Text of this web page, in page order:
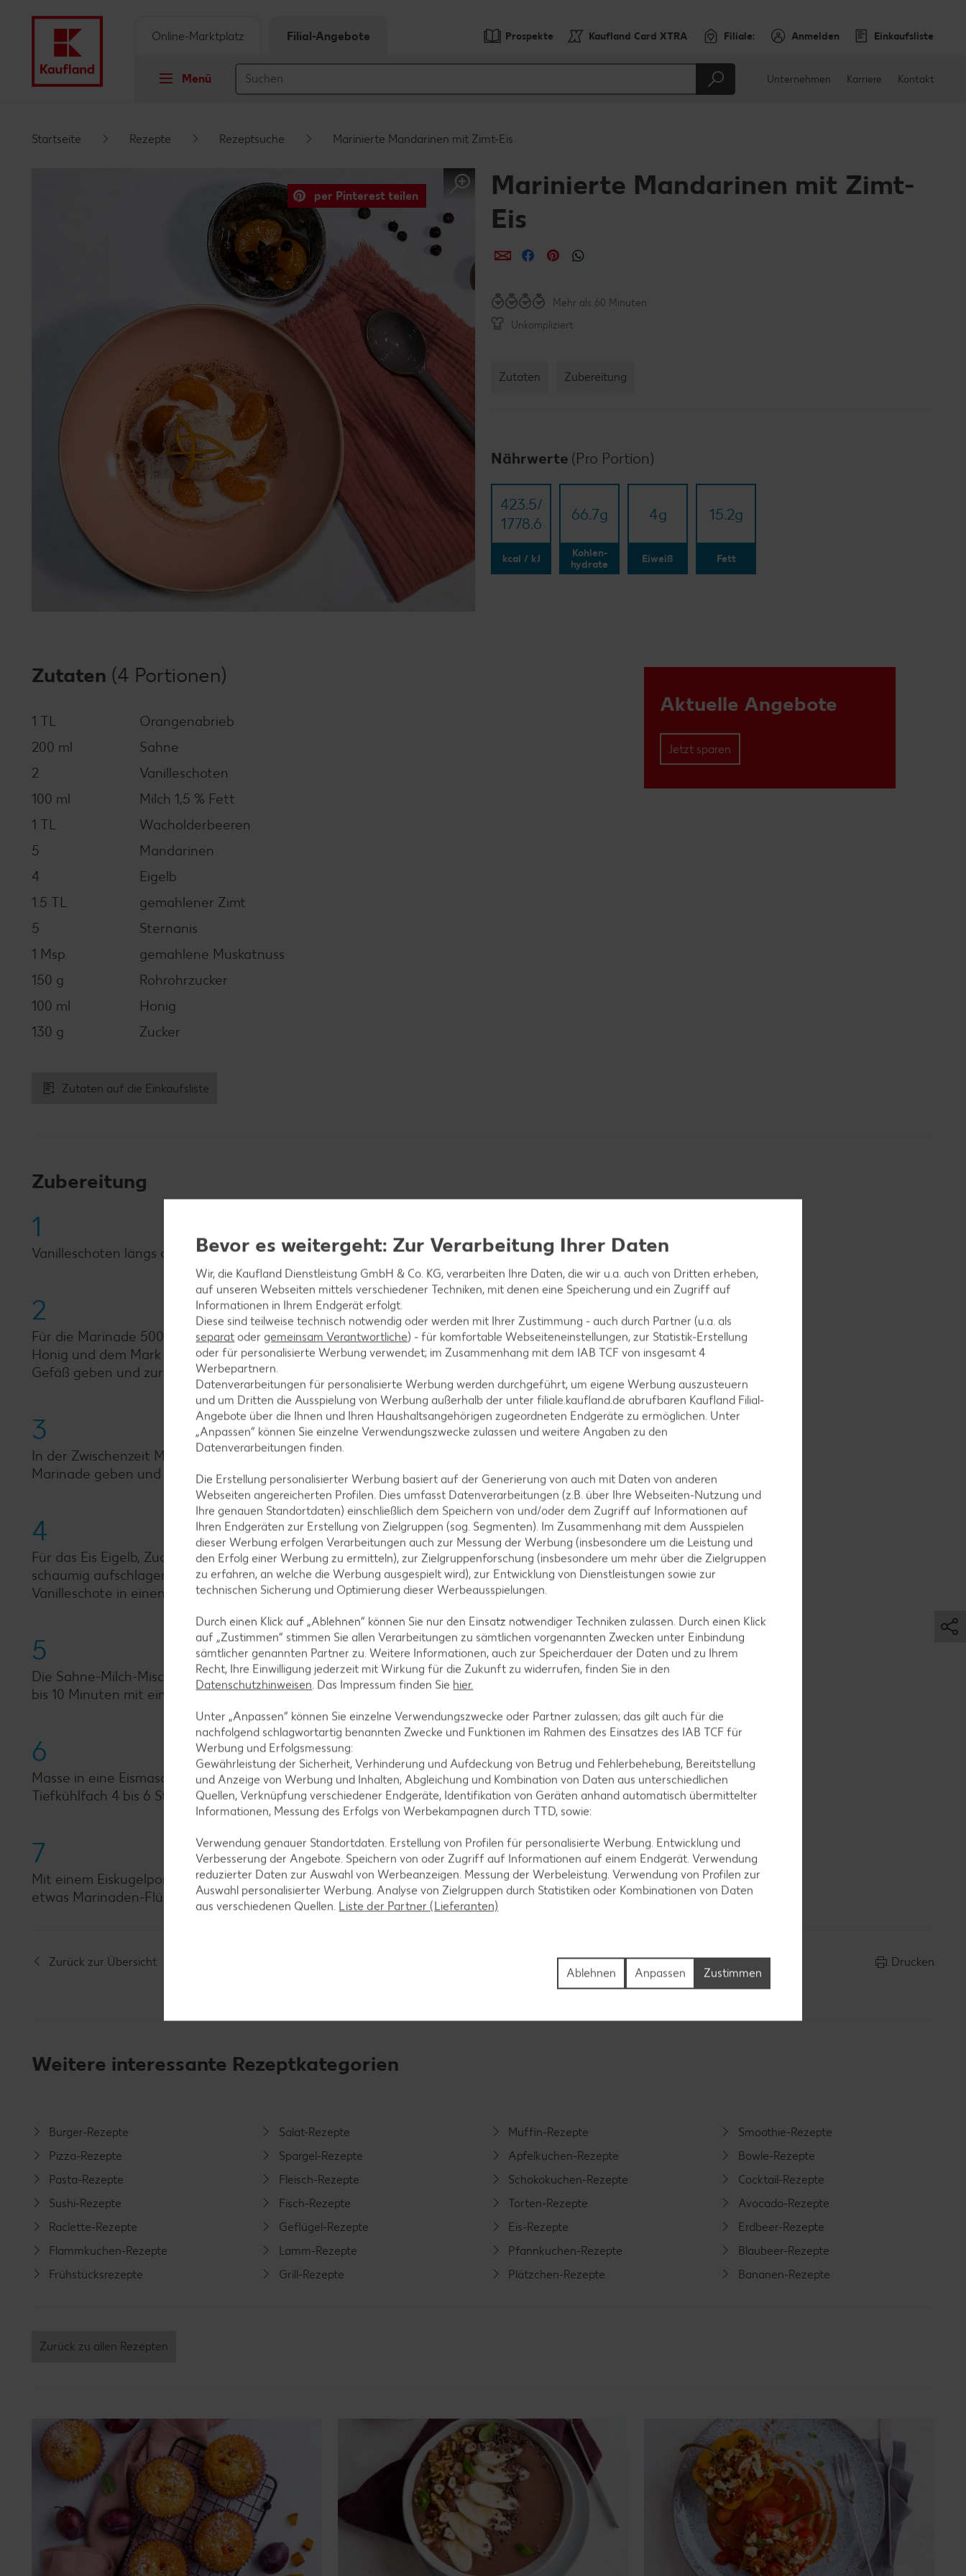
Prospekte Kaufland Card XTRA Filiale: Anmelden Einkaufsliste
Menü
Online-Marktplatz Filial-Angebote
Unternehmen Karriere Kontakt
Startseite Rezepte Rezeptsuche Marinierte Mandarinen mit Zimt-Eis
per Pinterest teilen
Marinierte Mandarinen mit Zimt-
Eis
per E-Mail teilen
per Facebook teilen
per Pinterest teilen
Mehr als 60 Minuten
Unkompliziert
Zutaten Zubereitung
Nährwerte (Pro Portion)
423.5/​
1778.6
kcal / kJ
66.7g
Kohlen-
hydrate
4g
Eiweiß
15.2g
Fett
Aktuelle Angebote
Jetzt sparen
Zutaten (4 Portionen)
1 TL
Orangenabrieb
200 ml
Sahne
2
Vanilleschoten
100 ml
Milch 1,5 % Fett
1 TL
Wacholderbeeren
5
Mandarinen
4
Eigelb
1.5 TL
gemahlener Zimt
5
Sternanis
1 Msp.
gemahlene Muskatnuss
150 g
Rohrohrzucker
100 ml
Honig
130 g
Zucker
Zutaten auf die Einkaufsliste
Zubereitung
1
Vanilleschoten längs aufschneiden und das Mark herauskratzen.
2
Für die Marinade 500 Milliliter Wasser mit Rohrohrzucker, Orangenabrieb, Sternanis, Waccholderbeeren,
Honig und dem Mark einer Vanilleschote aufkochen und 30 Minuten abkühlen lassen. 50 Milliliter in ein extra
Gefäß geben und zur Seite stellen.
3
In der Zwischenzeit Mandarinen schälen, in Spalten teilen und die Fäden entfernen. Mandarinenstücke in die
Marinade geben und im Kühlschrank 8 Stunden einziehen lassen.
4
Für das Eis Eigelb, Zucker, gemahlener Zimt und Muskatnuss mit einem Handrührgerät 4 bis 5 Minuten
schaumig aufschlagen. Sahne, Milch, 50 Milliliter Mandarinenmarinade und das Mark der restlichen
Vanilleschote in einen kleinen Topf geben und aufkochen lassen.
5
Die Sahne-Milch-Mischung durch ein Sieb in die Eigelbmasse gießen und die Masse im heißen Wasserbad 8
bis 10 Minuten mit einem Schneebesen cremig aufschlagen.
6
Masse in eine Eismaschine füllen und gefrieren lassen. Alternativ in eine Metallschüssel geben und im
Tiefkühlfach 4 bis 6 Stunden gefrieren, dabei gelegentlich umrühren.
7
Mit einem Eiskugelportionierer je 1 kleine Kugel Sternanis-Eis auf einen Teller geben. Mandarinenfilets und
etwas Marinaden-Flüssigkeit dazu anrichten und servieren.
Zurück zur Übersicht Drucken
Weitere interessante Rezeptkategorien
Burger-Rezepte
Pizza-Rezepte
Pasta-Rezepte
Sushi-Rezepte
Raclette-Rezepte
Flammkuchen-Rezepte
Frühstücksrezepte
Salat-Rezepte
Spargel-Rezepte
Fleisch-Rezepte
Fisch-Rezepte
Geflügel-Rezepte
Lamm-Rezepte
Grill-Rezepte
Muffin-Rezepte
Apfelkuchen-Rezepte
Schokokuchen-Rezepte
Torten-Rezepte
Eis-Rezepte
Pfannkuchen-Rezepte
Plätzchen-Rezepte
Smoothie-Rezepte
Bowle-Rezepte
Cocktail-Rezepte
Avocado-Rezepte
Erdbeer-Rezepte
Blaubeer-Rezepte
Bananen-Rezepte
Zurück zu allen Rezepten
Bevor es weitergeht: Zur Verarbeitung Ihrer Daten
Wir, die Kaufland Dienstleistung GmbH & Co. KG, verarbeiten Ihre Daten, die wir u.a. auch von Dritten erheben,
auf unseren Webseiten mittels verschiedener Techniken, mit denen eine Speicherung und ein Zugriff auf
Informationen in Ihrem Endgerät erfolgt.
Diese sind teilweise technisch notwendig oder werden mit Ihrer Zustimmung - auch durch Partner (u.a. als
separat oder gemeinsam Verantwortliche) - für komfortable Webseiteneinstellungen, zur Statistik-Erstellung
oder für personalisierte Werbung verwendet; im Zusammenhang mit dem IAB TCF von insgesamt4
Werbepartnern.
Datenverarbeitungen für personalisierte Werbung werden durchgeführt, um eigene Werbung auszusteuern
und um Dritten die Ausspielung von Werbung außerhalb der unter filiale.kaufland.de abrufbaren Kaufland Filial-
Angebote über die Ihnen und Ihren Haushaltsangehörigen zugeordneten Endgeräte zu ermöglichen. Unter
„Anpassen“ können Sie einzelne Verwendungszwecke zulassen und weitere Angaben zu den
Datenverarbeitungen finden.
Die Erstellung personalisierter Werbung basiert auf der Generierung von auch mit Daten von anderen
Webseiten angereicherten Profilen. Dies umfasst Datenverarbeitungen (z.B. über Ihre Webseiten-Nutzung und
Ihre genauen Standortdaten) einschließlich dem Speichern von und/oder dem Zugriff auf Informationen auf
Ihren Endgeräten zur Erstellung von Zielgruppen (sog. Segmenten). Im Zusammenhang mit dem Ausspielen
dieser Werbung erfolgen Verarbeitungen auch zur Messung der Werbung (insbesondere um die Leistung und
den Erfolg einer Werbung zu ermitteln), zur Zielgruppenforschung (insbesondere um mehr über die Zielgruppen
zu erfahren, an welche die Werbung ausgespielt wird), zur Entwicklung von Dienstleistungen sowie zur
technischen Sicherung und Optimierung dieser Werbeausspielungen.
Durch einen Klick auf „Ablehnen“ können Sie nur den Einsatz notwendiger Techniken zulassen. Durch einen Klick
auf „Zustimmen“ stimmen Sie allen Verarbeitungen zu sämtlichen vorgenannten Zwecken unter Einbindung
sämtlicher genannten Partner zu. Weitere Informationen, auch zur Speicherdauer der Daten und zu Ihrem
Recht, Ihre Einwilligung jederzeit mit Wirkung für die Zukunft zu widerrufen, finden Sie in den
Datenschutzhinweisen. Das Impressum finden Sie hier.
Unter „Anpassen“ können Sie einzelne Verwendungszwecke oder Partner zulassen; das gilt auch für die
nachfolgend schlagwortartig benannten Zwecke und Funktionen im Rahmen des Einsatzes des IAB TCF für
Werbung und Erfolgsmessung:
Gewährleistung der Sicherheit, Verhinderung und Aufdeckung von Betrug und Fehlerbehebung, Bereitstellung
und Anzeige von Werbung und Inhalten, Abgleichung und Kombination von Daten aus unterschiedlichen
Quellen, Verknüpfung verschiedener Endgeräte, Identifikation von Geräten anhand automatisch übermittelter
Informationen, Messung des Erfolgs von Werbekampagnen durch TTD, sowie:
Verwendung genauer Standortdaten. Erstellung von Profilen für personalisierte Werbung. Entwicklung und
Verbesserung der Angebote. Speichern von oder Zugriff auf Informationen auf einem Endgerät. Verwendung
reduzierter Daten zur Auswahl von Werbeanzeigen. Messung der Werbeleistung. Verwendung von Profilen zur
Auswahl personalisierter Werbung. Analyse von Zielgruppen durch Statistiken oder Kombinationen von Daten
aus verschiedenen Quellen. Liste der Partner (Lieferanten)
Zustimmen
Anpassen
Ablehnen